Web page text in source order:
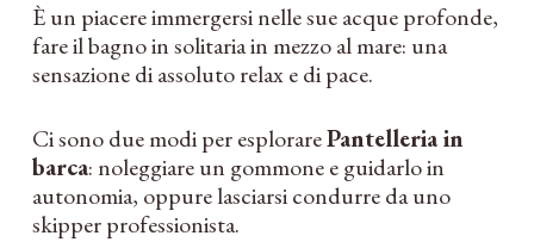
È un piacere immergersi nelle sue acque profonde,
fare il bagno in solitaria in mezzo al mare: una
sensazione di assoluto relax e di pace.
Ci sono due modi per esplorarePantelleria in
barca: noleggiare un gommone e guidarlo in
autonomia, oppure lasciarsi condurre da uno
skipper professionista.